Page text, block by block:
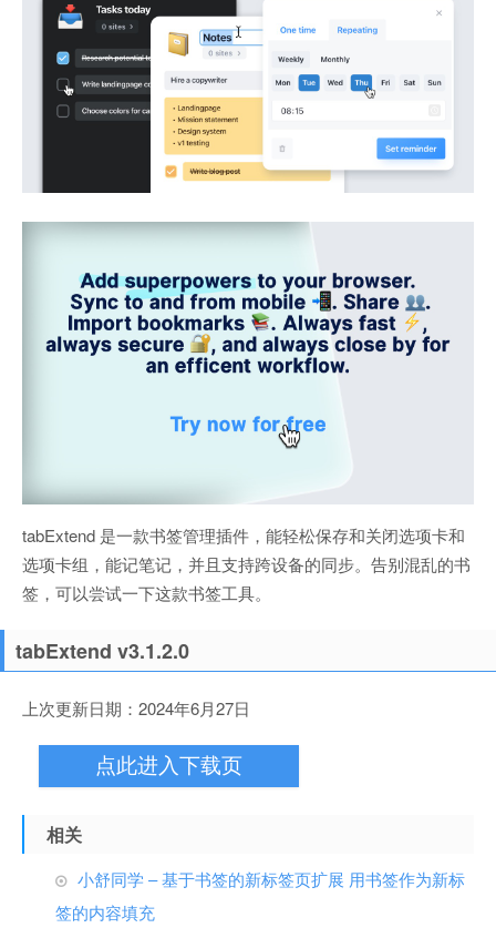
tabExtend 是一款书签管理插件，能轻松保存和关闭选项卡和
选项卡组，能记笔记，并且支持跨设备的同步。告别混乱的书
签，可以尝试一下这款书签工具。
tabExtend v3.1.2.0
上次更新日期：2024年6月27日
点此进入下载页
相关
小舒同学 – 基于书签的新标签页扩展 用书签作为新标
签的内容填充